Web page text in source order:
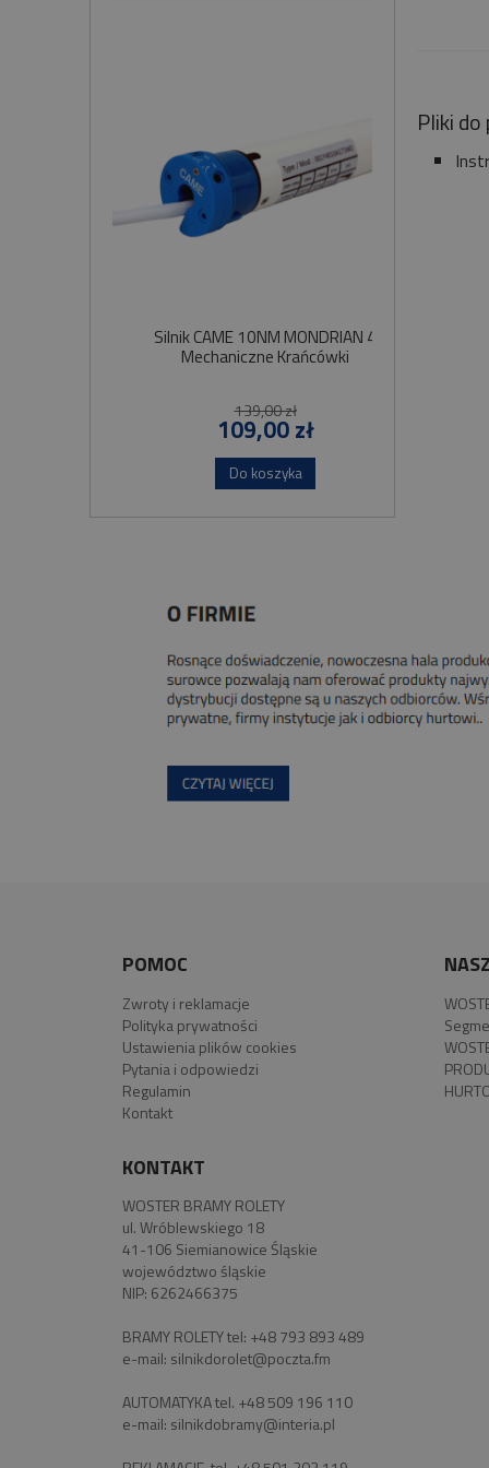
Silnik CAME 10NM MONDRIAN 4
Mechaniczne Krańcówki
139,00 zł
109,00 zł
Do koszyka
Pliki
POMOC
Zwroty i reklamacje
Polityka prywatności
Ustawienia plików cookies
Pytania i odpowiedzi
Regulamin
Kontakt
KONTAKT
WOSTER BRAMY ROLETY
ul. Wróblewskiego 18
41-106 Siemianowice Śląskie
województwo śląskie
NIP: 6262466375
BRAMY ROLETY tel: +48 793 893 489
e-mail: silnikdorolet@poczta.fm
AUTOMATYKA tel. +48 509 196 110
e-mail: silnikdobramy@interia.pl